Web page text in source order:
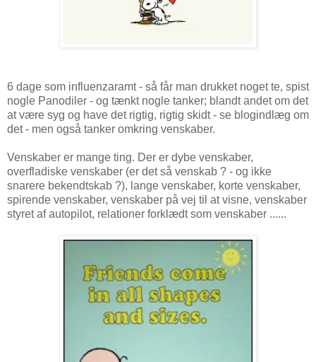
6 dage som influenzaramt - så får man drukket noget te, spist
nogle Panodiler - og tænkt nogle tanker; blandt andet om det
at være syg og have det rigtig, rigtig skidt - se blogindlæg om
det - men også tanker omkring venskaber.
Venskaber er mange ting. Der er dybe venskaber,
overfladiske venskaber (er det så venskab ? - og ikke
snarere bekendtskab ?), lange venskaber, korte venskaber,
spirende venskaber, venskaber på vej til at visne, venskaber
styret af autopilot, relationer forklædt som venskaber ......